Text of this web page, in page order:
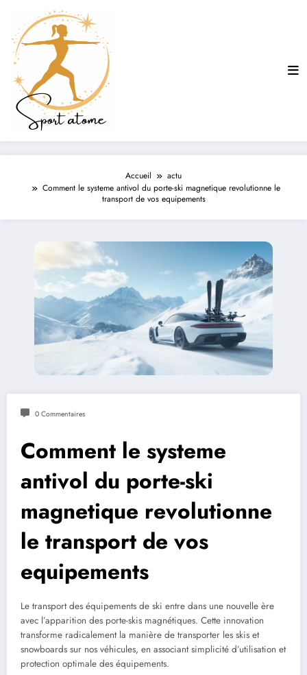
contenu
Accueil
actu
Comment le systeme antivol du porte-ski magnetique revolutionne le
transport de vos equipements
0 Commentaires
Comment le systeme
antivol du porte-ski
magnetique revolutionne
le transport de vos
equipements
Le transport des équipements de ski entre dans une nouvelle ère
avec l’apparition des porte-skis magnétiques. Cette innovation
transforme radicalement la manière de transporter les skis et
snowboards sur nos véhicules, en associant simplicité d’utilisation et
protection optimale des équipements.